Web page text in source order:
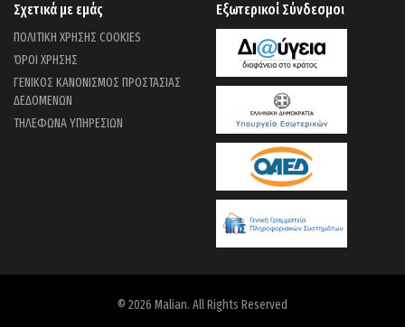
Σχετικά με εμάς
ΠΟΛΙΤΙΚΗ ΧΡΗΣΗΣ COOKIES
ΌΡΟΙ ΧΡΗΣΗΣ
ΓΕΝΙΚΟΣ ΚΑΝΟΝΙΣΜΟΣ ΠΡΟΣΤΑΣΙΑΣ
ΔΕΔΟΜΕΝΩΝ
ΤΗΛΕΦΩΝΑ ΥΠΗΡΕΣΙΩΝ
Εξωτερικοί Σύνδεσμοι
© 2026 Malian. All Rights Reserved